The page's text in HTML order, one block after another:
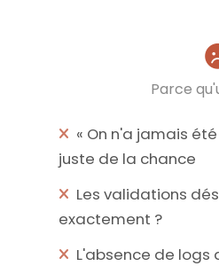
Parce
« On n'a jamais
juste de la chance
Les validations
exactement ?
L'absence de logs